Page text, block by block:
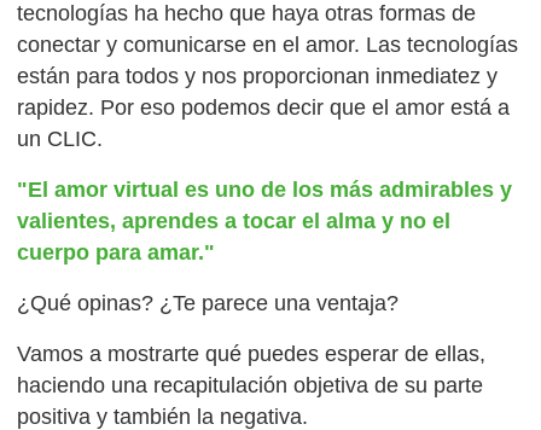
tecnologías ha hecho que haya otras formas de
conectar y comunicarse en el amor. Las tecnologías
están para todos y nos proporcionan inmediatez y
rapidez. Por eso podemos decir que el amor está a
un CLIC.
"El amor virtual es uno de los más admirables y
valientes, aprendes a tocar el alma y no el
cuerpo para amar."
¿Qué opinas? ¿Te parece una ventaja?
Vamos a mostrarte qué puedes esperar de ellas,
haciendo una recapitulación objetiva de su parte
positiva y también la negativa.